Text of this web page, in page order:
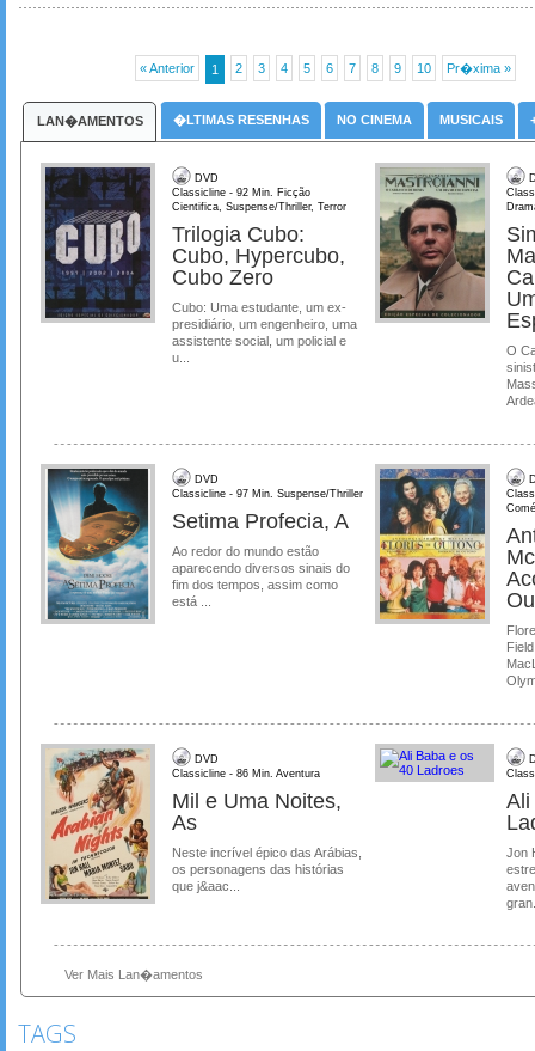
« Anterior 1 2 3 4 5 6 7 8 9 10 Pr�xima »
LAN�AMENTOS �LTIMAS RESENHAS NO CINEMA MUSICAIS
DVD
Classicline - 92 Min. Ficção
Cientifica, Suspense/Thriller, Terror
Trilogia Cubo:
Cubo, Hypercubo,
Cubo Zero
Cubo: Uma estudante, um ex-
presidiário, um engenheiro, uma
assistente social, um policial e
u...
O
DVD
Classicline - 97 Min. Suspense/Thriller
Setima Profecia, A
Ao redor do mundo estão
aparecendo diversos sinais do
fim dos tempos, assim como
está ...
DVD
Classicline - 86 Min. Aventura
Mil e Uma Noites,
As
Neste incrível épico das Arábias,
os personagens das histórias
que j&aac...
Ali
Jon
Ver Mais Lan�amentos
TAGS